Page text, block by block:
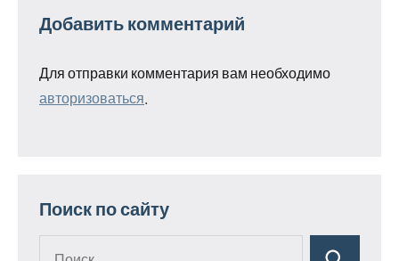
Добавить комментарий
Для отправки комментария вам необходимо
авторизоваться
Поиск по сайту